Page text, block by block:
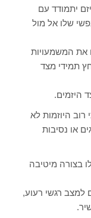
יתמודד עם
שלו אל מול
את המשמעויות
תמידי מצד
היזמים.
היוזמות לא
או נסיבות
בצורה מיטיבה
למצב רגשי רעוע,